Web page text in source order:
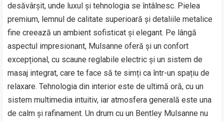
desăvârșit, unde luxul și tehnologia se întâlnesc. Pielea
premium, lemnul de calitate superioară și detaliile metalice
fine creează un ambient sofisticat și elegant. Pe lângă
aspectul impresionant, Mulsanne oferă și un confort
excepțional, cu scaune reglabile electric și un sistem de
masaj integrat, care te face să te simți ca într-un spațiu de
relaxare. Tehnologia din interior este de ultimă oră, cu un
sistem multimedia intuitiv, iar atmosfera generală este una
de calm și rafinament. Un drum cu un Bentley Mulsanne nu